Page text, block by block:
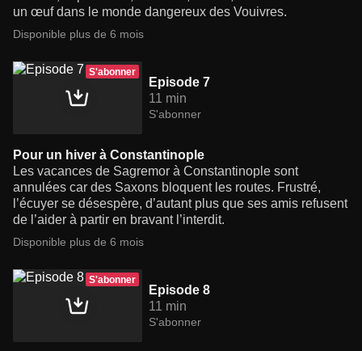
un œuf dans le monde dangereux des Vouivres.
Disponible plus de 6 mois
S'abonner
Episode 7
11 min
S'abonner
Pour un hiver à Constantinople
Les vacances de Sagremor à Constantinople sont
annulées car des Saxons bloquent les routes. Frustré,
l’écuyer se désespère, d’autant plus que ses amis refusent
de l’aider à partir en bravant l’interdit.
Disponible plus de 6 mois
S'abonner
Episode 8
11 min
S'abonner